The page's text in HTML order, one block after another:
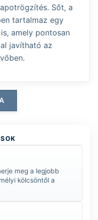
Sőt, a
tartalmaz egy
amely pontosan
javítható az
meg a legjobb
kölcsöntől a